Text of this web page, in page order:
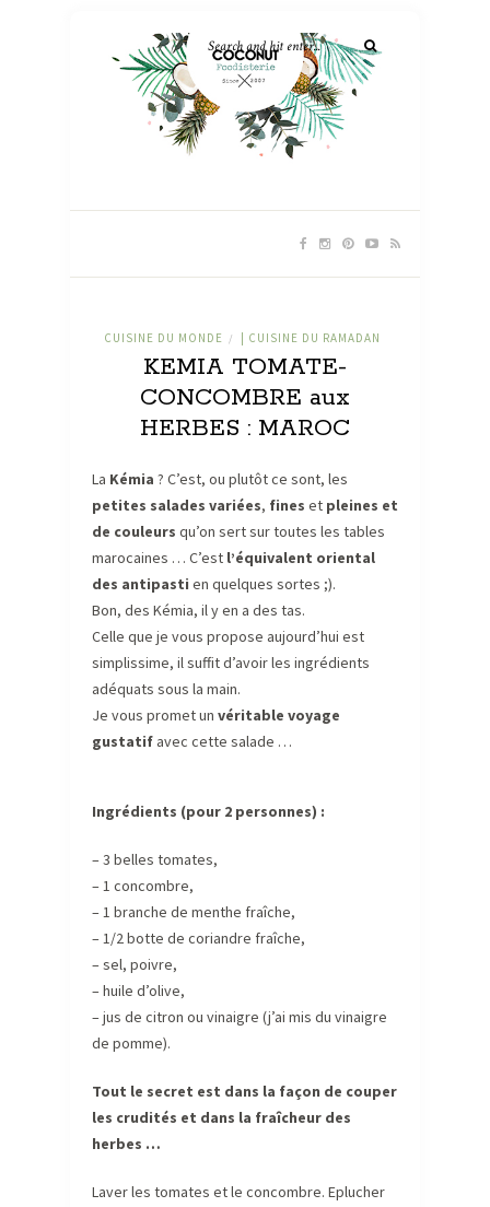
CUISINE DU MONDE / | CUISINE DU RAMADAN
KEMIA TOMATE-
CONCOMBRE aux
HERBES : MAROC
La Kémia ? C’est, ou plutôt ce sont, les
petites salades variées, fines et pleines et
de couleurs qu’on sert sur toutes les tables
marocaines … C’est l’équivalent oriental
des antipasti en quelques sortes ;).
Bon, des Kémia, il y en a des tas.
Celle que je vous propose aujourd’hui est
simplissime, il suffit d’avoir les ingrédients
adéquats sous la main.
Je vous promet un véritable voyage
gustatif avec cette salade …
Ingrédients (pour 2 personnes) :
– 3 belles tomates,
– 1 concombre,
– 1 branche de menthe fraîche,
– 1/2 botte de coriandre fraîche,
– sel, poivre,
– huile d’olive,
– jus de citron ou vinaigre (j’ai mis du vinaigre
de pomme).
Tout le secret est dans la façon de couper
les crudités et dans la fraîcheur des
herbes …
Laver les tomates et le concombre. Eplucher